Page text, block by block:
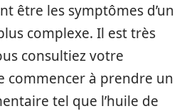
être les symptômes d’un
complexe. Il est très
consultiez votre
commencer à prendre un
tel que l’huile de